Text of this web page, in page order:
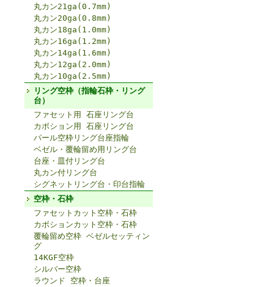
丸カン21ga(0.7mm)
丸カン20ga(0.8mm)
丸カン18ga(1.0mm)
丸カン16ga(1.2mm)
丸カン14ga(1.6mm)
丸カン12ga(2.0mm)
丸カン10ga(2.5mm)
リング空枠（指輪石枠・リング
台）
ファセット用 石座リング台
カボション用 石座リング台
パール空枠リング台座指輪
ベゼル・覆輪留め用リング台
台座・皿付リング台
丸カン付リング台
シグネットリング台・印台指輪
空枠・石枠
ファセットカット空枠・石枠
カボションカット空枠・石枠
覆輪留め空枠 ベゼルセッティン
グ
14KGF空枠
シルバー空枠
ラウンド 空枠・台座